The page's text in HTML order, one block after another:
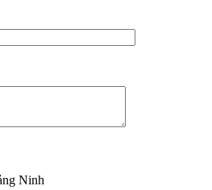
Ninh